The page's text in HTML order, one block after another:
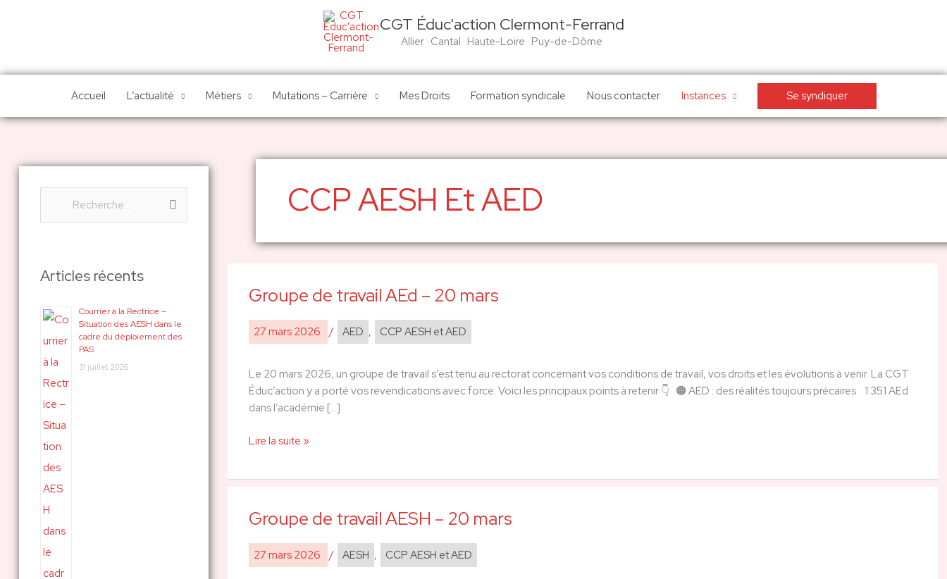
CGT Éduc'action Clermont-Ferrand
Allier · Cantal · Haute-Loire · Puy-de-Dôme
Accueil L’actualité Métiers Mutations – Carrière Mes Droits Formation syndicale Nous contacter Instances Se syndiquer
h
h
e
Articles récents
Courrier à la Rectrice –
Situation des AESH dans le
cadre du déploiement des
PAS
31 juillet 2026
CCP AESH Et AED
Groupe de travail AEd – 20 mars
27 mars 2026 / AED , CCP AESH et AED
Le 20 mars 2026, un groupe de travail s’est tenu au rectorat concernant vos conditions de travail, vos droits et les évolutions à venir. La CGT
Éduc’action y a porté vos revendications avec force. Voici les principaux points à retenir 👇 🟠 AED : des réalités toujours précaires 1 351 AEd
dans l’académie […]
Groupe
travail
AEd
20
mars
Lire la suite »
Groupe de travail AESH – 20 mars
27 mars 2026 / AESH , CCP AESH et AED
Groupe
travail
AESH